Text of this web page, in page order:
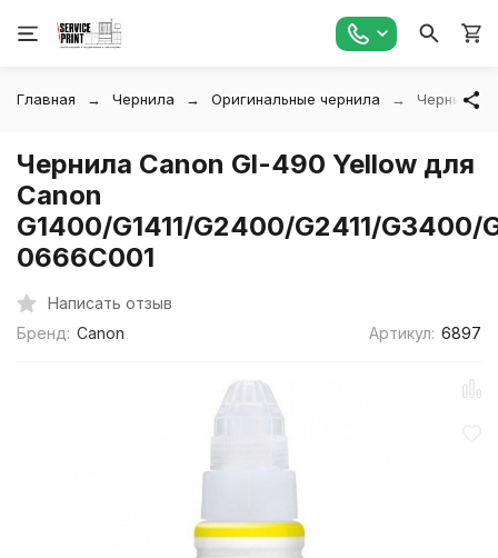
Главная Чернила Оригинальные чернила Чернила
Чернила Canon Gl-490 Yellow для
Canon
G1400/G1411/G2400/G2411/G3400/
0666C001
Написать отзыв
Бренд: Canon Артикул: 6897